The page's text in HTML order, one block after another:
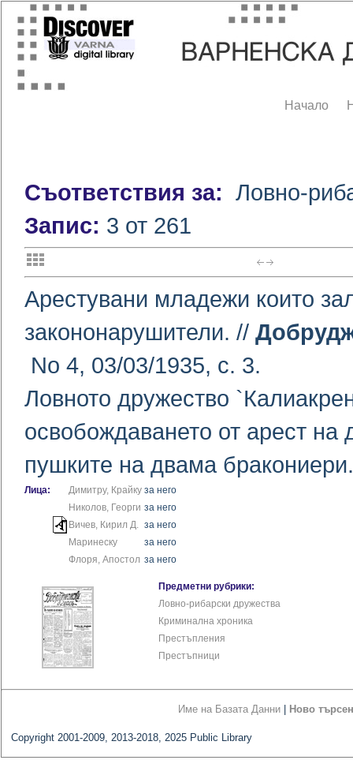
Начало
Съответствия за: Ловно-
Запис: 3 от 261
Арестувани младежи които
закононарушители. //
No 4, 03/03/1935, с. 3.
Ловното дружество
освобождаването от арест
пушките на двама
Лица: Димитру, Крайку за него
Николов, Георги за него
Вичев, Кирил Д. за него
Маринеску
за него
Флоря, Апостол за него
Предметни рубрики:
Ловно-рибарски дружества
Криминална хроника
Престъпления
Престъпници
Име на Базата Данни Ново
Copyright 2001-2009, 2013-2018, 2025 Public Library